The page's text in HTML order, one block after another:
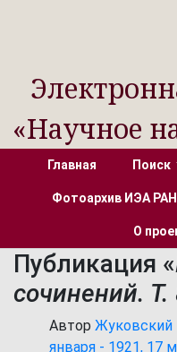
«Научное
Главная Поиск
Фотоархив ИЭА РАН
О
Публикация «
сочинений. Т.
Автор Жуковский
января - 1921, 17